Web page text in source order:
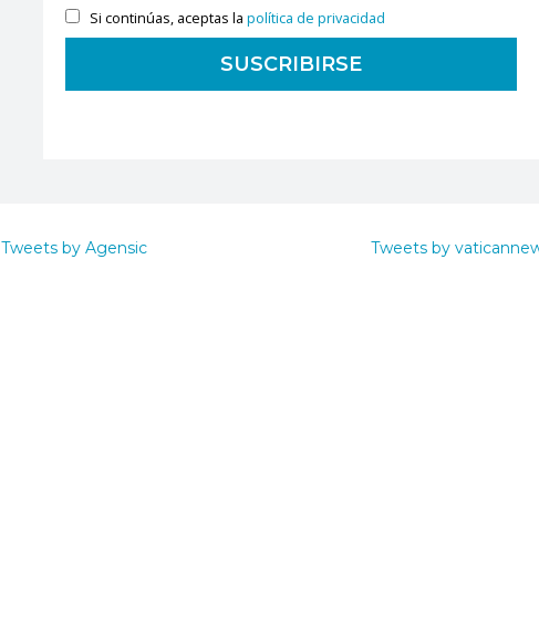
Si continúas, aceptas lapolítica de privacidad
Tweets by Agensic Tweets by